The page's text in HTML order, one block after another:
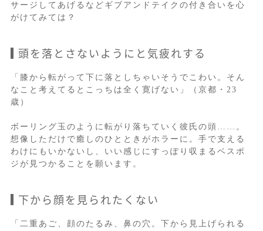
サージしてあげるなどギブアンドテイクの付き合いを心
がけてみては？
頭を落とさないようにと気疲れする
「膝から転がって下に落としちゃいそうでこわい。そん
なこと考えてるとこっちは全く寛げない」（京都・23
歳）
ボーリング玉のように転がり落ちていく彼氏の頭……。
想像しただけで癒しのひとときがホラーに。手で支える
わけにもいかないし、いい感じにすっぽり収まるベスポ
ジが見つかることを願います。
下から顔を見られたくない
「二重あご、顔のたるみ、鼻の穴。下から見上げられる